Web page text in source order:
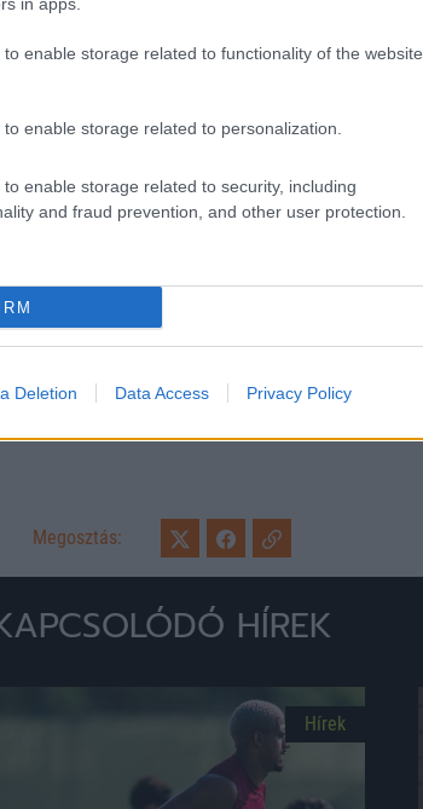
enable storage related to functionality of the website
enable storage related to personalization.
enable storage related to security, including
and fraud prevention, and other user protection.
Deletion Data Access Privacy Policy
Megosztás:
HÍREK
Hírek